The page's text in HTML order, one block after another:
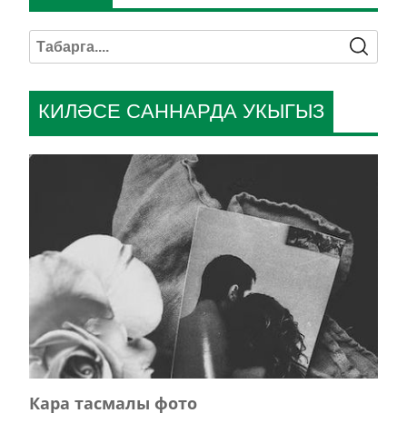
КИЛӘСЕ САННАРДА УКЫГЫЗ
Кара тасмалы фото